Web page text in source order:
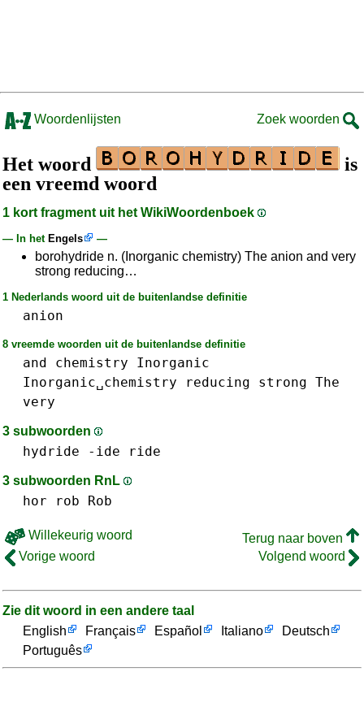
Woordenlijsten Zoek woorden
Het woord
is
een vreemd woord
1 kort fragment uit het WikiWoordenboek
— In het Engels —
borohydride n. (Inorganic chemistry) The anion and very
strong reducing…
1 Nederlands woord uit de buitenlandse definitie
anion
8 vreemde woorden uit de buitenlandse definitie
and chemistry
Inorganic
Inorganic␣chemistry
reducing strong The
very
3 subwoorden
hydride -ide ride
3 subwoorden RnL
hor rob Rob
Willekeurig woord
Terug naar boven
Vorige woord
Volgend woord
Zie dit woord in een andere taal
English
Français Español Italiano
Deutsch
Português